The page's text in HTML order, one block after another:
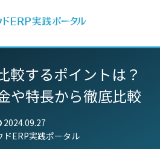
較するポイントは？
や特長から徹底比較
2024.09.27
ドERP実践ポータル